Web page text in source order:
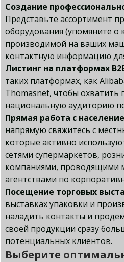
Создание
Представьте ассортимент
оборудования (упомяните о
производимой на ваших
контактную информацию
Листинг на платформах
таких платформах, как
Thomasnet, чтобы охватить
национальную аудиторию
Прямая работа с
напрямую свяжитесь с
которые активно
сетями супермаркетов,
компаниями, проводящими
агентствами по
Посещение торговых
выставках упаковки и
наладить контакты и
своей продукции сразу
потенциальных клиентов.
Выберите